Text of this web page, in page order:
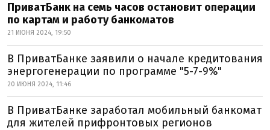
ПриватБанк на семь часов остановит операции
по картам и работу банкоматов
21 ИЮНЯ 2024, 19:50
В ПриватБанке заявили о начале кредитования
энергогенерации по программе "5-7-9%"
20 ИЮНЯ 2024, 11:46
В ПриватБанке заработал мобильный банкомат
для жителей прифронтовых регионов